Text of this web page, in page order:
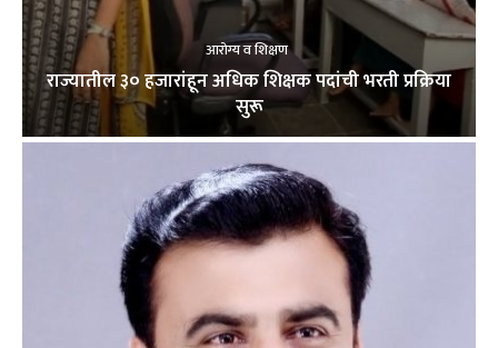
आरोग्य व शिक्षण
राज्यातील ३० हजारांहून अधिक शिक्षक पदांची भरती प्रक्रिया
सुरू